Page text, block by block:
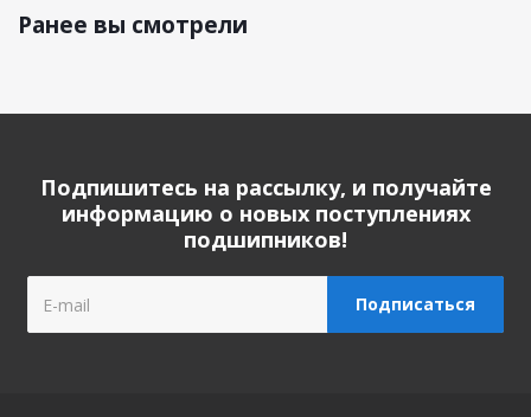
Ранее вы смотрели
Подпишитесь на рассылку, и получайте
информацию о новых поступлениях
подшипников!